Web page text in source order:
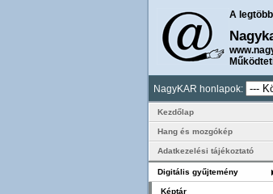
A
NagyKAR honlapok:
Kezdőlap
Hang és mozgókép
Adatkezelési tájékoztató
Digitális gyűjtemény
Képtár